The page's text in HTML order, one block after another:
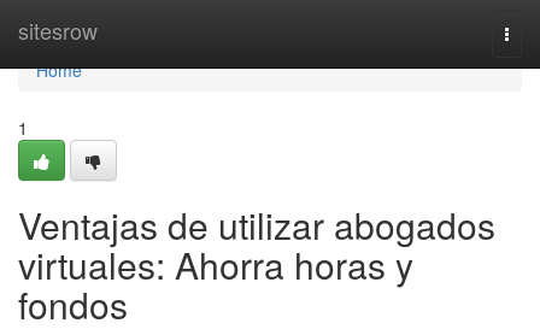
sitesrow
Home
Home
1
Ventajas de utilizar abogados
virtuales: Ahorra horas y
fondos